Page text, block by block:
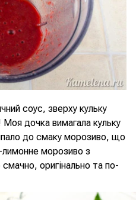
соус, зверху кульку
дочка вимагала кульку
до смаку морозиво, що
морозиво з
оригінально та по-